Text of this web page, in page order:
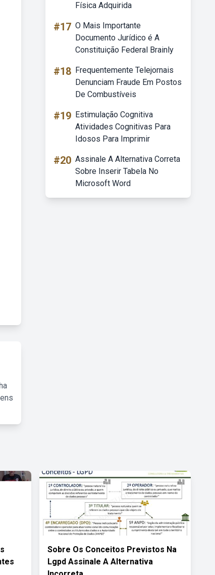
Física Adquirida
#17 O Mais Importante
Documento Jurídico é A
Constituição Federal Brainly
#18 Frequentemente Telejornais
Denunciam Fraude Em Postos
De Combustíveis
#19 Estimulação Cognitiva
Atividades Cognitivas Para
Idosos Para Imprimir
#20 Assinale A Alternativa Correta
Sobre Inserir Tabela No
Microsoft Word
Sobre Os Conceitos Previstos Na
Lgpd Assinale A Alternativa